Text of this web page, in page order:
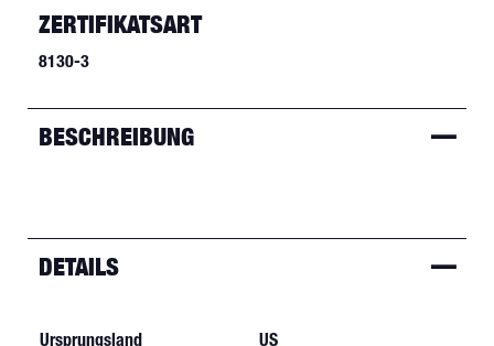
ZERTIFIKATSART
8130-3
BESCHREIBUNG
DETAILS
Ursprungsland
US